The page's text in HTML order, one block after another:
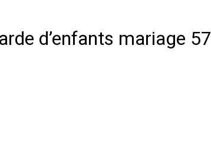
d’enfants mariage 57